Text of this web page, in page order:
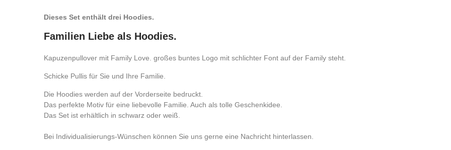
Dieses Set enthält drei Hoodies.
Familien Liebe als Hoodies.
Kapuzenpullover mit Family Love. großes buntes Logo mit schlichter Font auf der Family steht.
Schicke Pullis für Sie und Ihre Familie.
Die Hoodies werden auf der Vorderseite bedruckt.
Das perfekte Motiv für eine liebevolle Familie. Auch als tolle Geschenkidee.
Das Set ist erhältlich in schwarz oder weiß.
Bei Individualisierungs-Wünschen können Sie uns gerne eine Nachricht hinterlassen.